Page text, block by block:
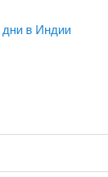
в Индии